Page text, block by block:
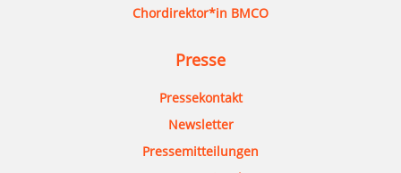
Chordirektor*in BMCO
Presse
Pressekontakt
Newsletter
Pressemitteilungen